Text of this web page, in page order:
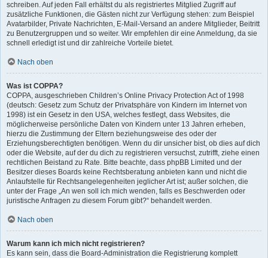
schreiben. Auf jeden Fall erhältst du als registriertes Mitglied Zugriff auf
zusätzliche Funktionen, die Gästen nicht zur Verfügung stehen: zum Beispiel
Avatarbilder, Private Nachrichten, E-Mail-Versand an andere Mitglieder, Beitritt
zu Benutzergruppen und so weiter. Wir empfehlen dir eine Anmeldung, da sie
schnell erledigt ist und dir zahlreiche Vorteile bietet.
Nach oben
Was ist COPPA?
COPPA, ausgeschrieben Children’s Online Privacy Protection Act of 1998
(deutsch: Gesetz zum Schutz der Privatsphäre von Kindern im Internet von
1998) ist ein Gesetz in den USA, welches festlegt, dass Websites, die
möglicherweise persönliche Daten von Kindern unter 13 Jahren erheben,
hierzu die Zustimmung der Eltern beziehungsweise des oder der
Erziehungsberechtigten benötigen. Wenn du dir unsicher bist, ob dies auf dich
oder die Website, auf der du dich zu registrieren versuchst, zutrifft, ziehe einen
rechtlichen Beistand zu Rate. Bitte beachte, dass phpBB Limited und der
Besitzer dieses Boards keine Rechtsberatung anbieten kann und nicht die
Anlaufstelle für Rechtsangelegenheiten jeglicher Art ist; außer solchen, die
unter der Frage „An wen soll ich mich wenden, falls es Beschwerden oder
juristische Anfragen zu diesem Forum gibt?“ behandelt werden.
Nach oben
Warum kann ich mich nicht registrieren?
Es kann sein, dass die Board-Administration die Registrierung komplett